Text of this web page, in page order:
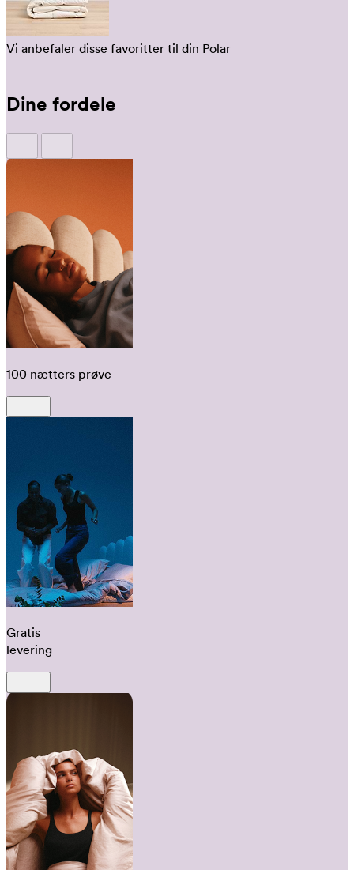
Vi anbefaler disse favoritter til din Polar
Dine fordele
100 nætters prøve
Gratis
levering